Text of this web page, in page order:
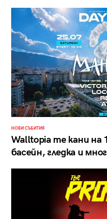
НОВИ СЪБИТИЯ
Walltopia те кани на
басейн, гледка и